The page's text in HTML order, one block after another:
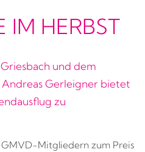
HERBST
und dem
Gerleigner bietet
zu
GMVD-Mitgliedern zum Preis